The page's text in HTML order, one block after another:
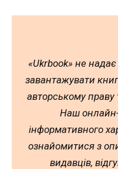
«Ukrbook» не
завантажувати
авторському праву
Наш
інформативного
ознайомитися з
видавців,